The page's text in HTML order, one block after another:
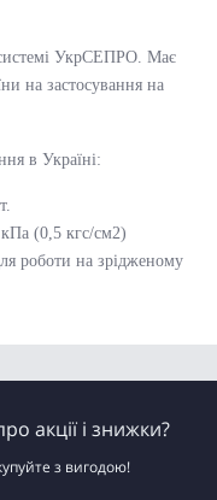
УкрСЕПРО. Має
на застосування на
в Україні:
(0,5 кгс/см2)
роботи на зрідженому
акції і знижки?
з вигодою!